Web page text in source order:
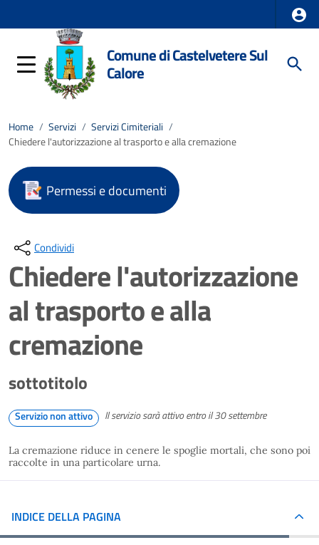
Comune di Castelvetere Sul
Calore
Home / Servizi / Servizi Cimiteriali /
Chiedere l'autorizzazione al trasporto e alla cremazione
Permessi e documenti
Condividi
Chiedere l'autorizzazione
al trasporto e alla
cremazione
sottotitolo
Servizio non attivo Il servizio sarà attivo entro il 30 settembre
La cremazione riduce in cenere le spoglie mortali, che sono poi
raccolte in una particolare urna.
INDICE DELLA PAGINA